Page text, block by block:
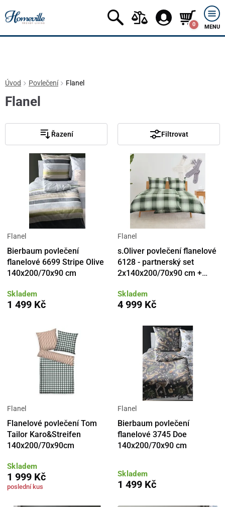
0 MENU
Úvod Povlečení Flanel
Flanel
Řazení Filtrovat
Flanel
Bierbaum povlečení
flanelové 6699 Stripe Olive
140x200/70x90 cm
Skladem
1 499 Kč
Flanel
s.Oliver povlečení flanelové
6128 - partnerský set
2x140x200/70x90 cm +
Skladem
4 999 Kč
Flanel
Flanelové povlečení Tom
Tailor Karo&Streifen
140x200/70x90cm
Skladem
1 999 Kč
poslední kus
Flanel
Bierbaum povlečení
flanelové 3745 Doe
140x200/70x90 cm
Skladem
1 499 Kč